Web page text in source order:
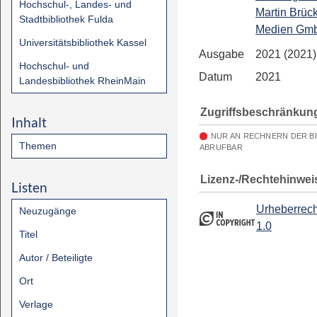
Hochschul-, Landes- und
Stadtbibliothek Fulda
Universitätsbibliothek Kassel
Hochschul- und
Landesbibliothek RheinMain
Inhalt
Themen
Listen
Neuzugänge
Titel
Autor / Beteiligte
Ort
Verlage
Martin
Medien
Ausgabe
2021
Datum
2021
NUR AN RECHNERN DER
ABRUFBAR
Lizenz-/
1.0